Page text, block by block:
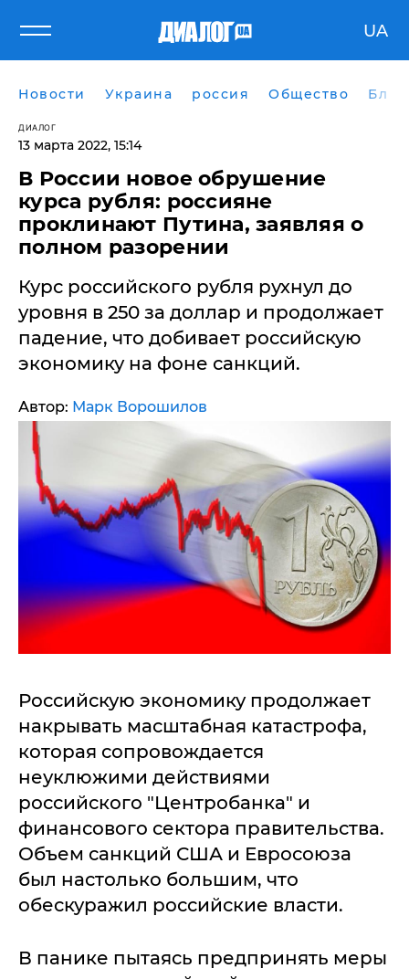
UA
Новости Украина россия Общество
ДИАЛОГ
13 марта 2022, 15:14
В России новое обрушение
курса рубля: россияне
проклинают Путина, заявляя о
полном разорении
Курс российского рубля рухнул до
уровня в 250 за доллар и продолжает
падение, что добивает российскую
экономику на фоне санкций.
Автор: Марк Ворошилов
Российскую экономику продолжает
накрывать масштабная катастрофа,
которая сопровождается
неуклюжими действиями
российского "Центробанка" и
финансового сектора правительства.
Объем санкций США и Евросоюза
был настолько большим, что
обескуражил российские власти.
В панике пытаясь предпринять меры